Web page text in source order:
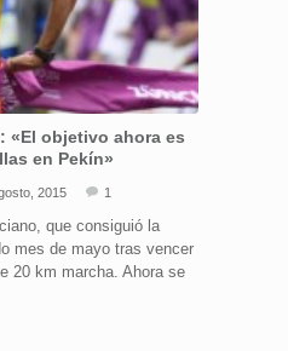
«El objetivo ahora es
en Pekín»
2015 1
que consiguió la
mes de mayo tras vencer
20 km marcha. Ahora se